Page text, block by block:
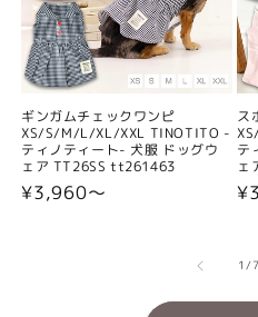
ギンガムチェックワンピ
XS/S/M/L/XL/XXL TINOTITO -
ティノティート- 犬服 ドッグウ
ェア TT26SS tt261463
通
¥3,960〜
ス
テ
ェ
通
格
1/の
7